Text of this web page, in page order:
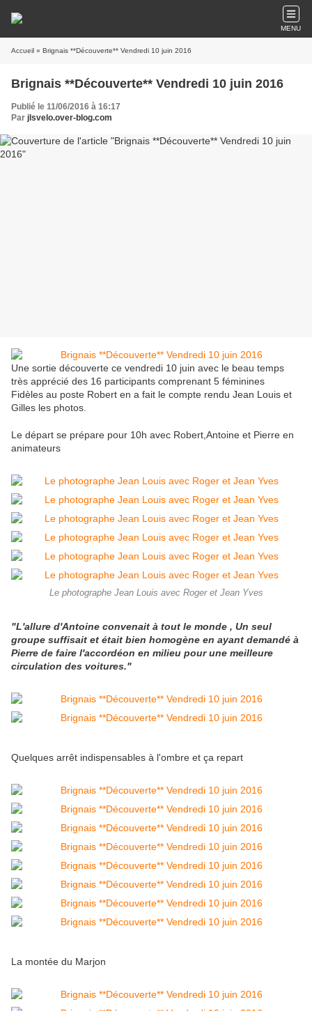
MENU
Accueil » Brignais **Découverte** Vendredi 10 juin 2016
Brignais **Découverte** Vendredi 10 juin 2016
Publié le 11/06/2016 à 16:17
Par jlsvelo.over-blog.com
Une sortie découverte ce vendredi 10 juin avec le beau temps
très apprécié des 16 participants comprenant 5 féminines
Fidèles au poste Robert en a fait le compte rendu Jean Louis et
Gilles les photos.
Le départ se prépare pour 10h avec Robert,Antoine et Pierre en
animateurs
Le photographe Jean Louis avec Roger et Jean Yves
"L'allure d'Antoine convenait à tout le monde , Un seul
groupe suffisait et était bien homogène en ayant demandé à
Pierre de faire l'accordéon en milieu pour une meilleure
circulation des voitures."
Quelques arrêt indispensables à l'ombre et ça repart
La montée du Marjon